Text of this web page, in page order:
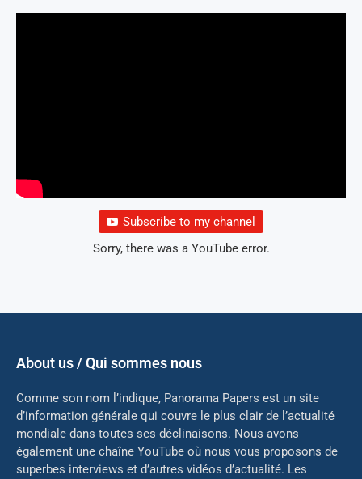
Subscribe to my channel
Sorry, there was a YouTube error.
About us / Qui sommes nous
Comme son nom l’indique, Panorama Papers est un site
d’information générale qui couvre le plus clair de l’actualité
mondiale dans toutes ses déclinaisons. Nous avons
également une chaîne YouTube où nous vous proposons de
superbes interviews et d’autres vidéos d’actualité. Les